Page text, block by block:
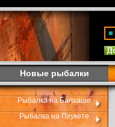
Новые рыбалки
Рыбалка на Балхаше
Рыбалка на Пхукете